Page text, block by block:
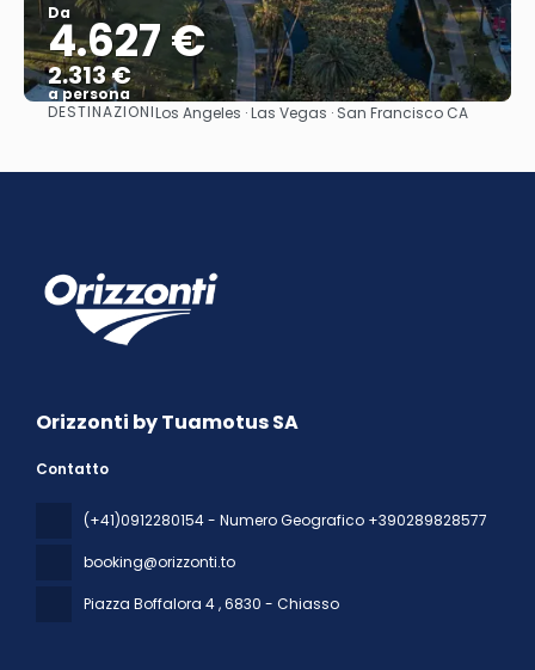
Da
4.627 €
2.313 €
a persona
Vedere
DESTINAZIONILos Angeles · Las Vegas · San Francisco CA
Orizzonti by Tuamotus SA
Contatto
(+41)0912280154 - Numero Geografico +390289828577
booking@orizzonti.to
Piazza Boffalora 4, 6830 - Chiasso